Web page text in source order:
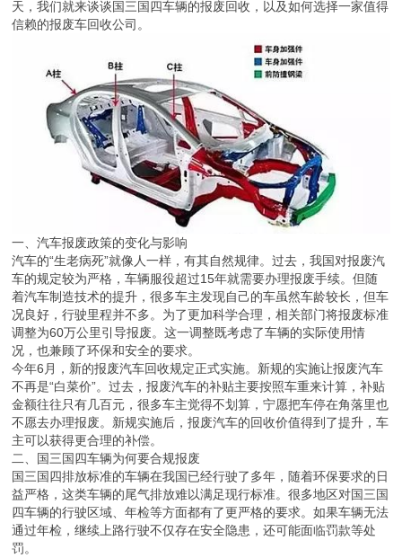
天，我们就来谈谈国三国四车辆的报废回收，以及如何选择一家值得
信赖的报废车回收公司。
一、汽车报废政策的变化与影响
汽车的“生老病死”就像人一样，有其自然规律。过去，我国对报废汽
车的规定较为严格，车辆服役超过15年就需要办理报废手续。但随
着汽车制造技术的提升，很多车主发现自己的车虽然车龄较长，但车
况良好，行驶里程并不多。为了更加科学合理，相关部门将报废标准
调整为60万公里引导报废。这一调整既考虑了车辆的实际使用情
况，也兼顾了环保和安全的要求。
今年6月，新的报废汽车回收规定正式实施。新规的实施让报废汽车
不再是“白菜价”。过去，报废汽车的补贴主要按照车重来计算，补贴
金额往往只有几百元，很多车主觉得不划算，宁愿把车停在角落里也
不愿去办理报废。新规实施后，报废汽车的回收价值得到了提升，车
主可以获得更合理的补偿。
二、国三国四车辆为何要合规报废
国三国四排放标准的车辆在我国已经行驶了多年，随着环保要求的日
益严格，这类车辆的尾气排放难以满足现行标准。很多地区对国三国
四车辆的行驶区域、年检等方面都有了更严格的要求。如果车辆无法
通过年检，继续上路行驶不仅存在安全隐患，还可能面临罚款等处
罚。